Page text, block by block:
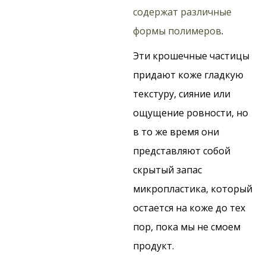
содержат различные
формы полимеров.
Эти крошечные частицы
придают коже гладкую
текстуру, сияние или
ощущение ровности, но
в то же время они
представляют собой
скрытый запас
микропластика, который
остается на коже до тех
пор, пока мы не смоем
продукт.